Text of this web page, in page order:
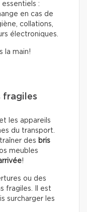
:
en cas de
collations,
électroniques.
la main!
fragiles
les appareils
du transport.
des bris
meubles
!
ou des
fragiles. Il est
surcharger les